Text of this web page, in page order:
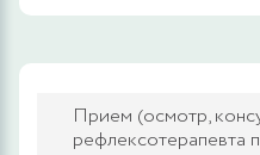
Прием (осмотр,
рефлексотерапевта